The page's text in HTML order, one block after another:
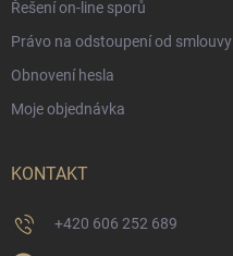
Řešení on-line sporů
Právo na odstoupení od smlouvy
Obnovení hesla
Moje objednávka
KONTAKT
+420 606 252 689